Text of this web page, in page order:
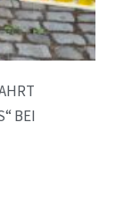
BA